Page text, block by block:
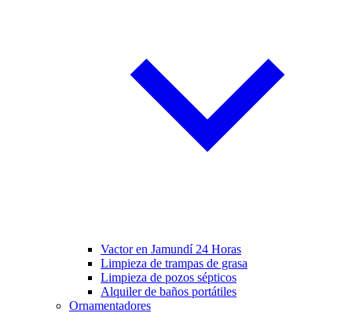
Vactor en Jamundí 24 Horas
Limpieza de trampas de grasa
Limpieza de pozos sépticos
Alquiler de baños portátiles
Ornamentadores